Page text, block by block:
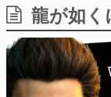
日本
画で
日
日本
ルを
解説
龍が如く